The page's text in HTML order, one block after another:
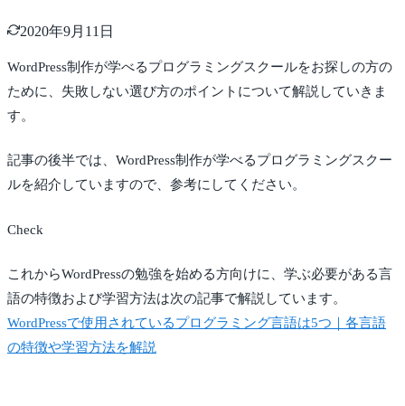
2020年9月11日
WordPress制作が学べるプログラミングスクールをお探しの方の
ために、失敗しない選び方のポイントについて解説していきま
す。
記事の後半では、WordPress制作が学べるプログラミングスクー
ルを紹介していますので、参考にしてください。
Check
これからWordPressの勉強を始める方向けに、学ぶ必要がある言
語の特徴および学習方法は次の記事で解説しています。
WordPressで使用されているプログラミング言語は5つ｜各言語
の特徴や学習方法を解説